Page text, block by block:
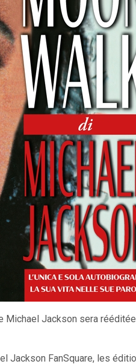
Michael Jackson sera
Jackson FanSquare, les